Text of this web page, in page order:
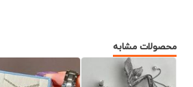
محصولات مشابه